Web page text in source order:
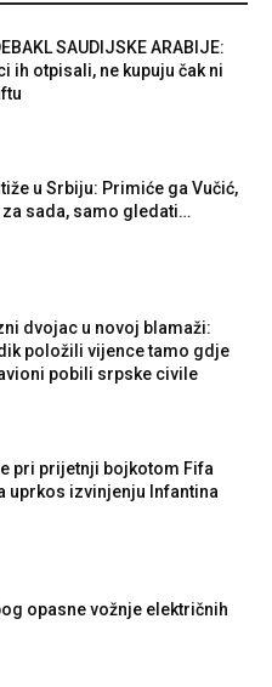
SAUDIJSKE ARABIJE:
ih otpisali, ne kupuju čak ni
u Srbiju: Primiće ga Vučić,
za sada, samo gledati…
dvojac u novoj blamaži:
položili vijence tamo gdje
pobili srpske civile
pri prijetnji bojkotom Fifa
uprkos izvinjenju Infantina
opasne vožnje električnih